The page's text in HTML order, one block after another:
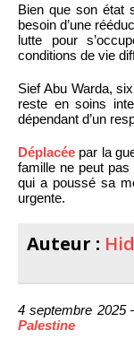
Bien que son état
besoin d’une
lutte pour
conditions de vie
Sief Abu Warda,
reste en soins
dépendant d’un
Déplacée par la
famille ne peut
qui a poussé sa
urgente.
Auteur :
4 septembre 2025
Palestine